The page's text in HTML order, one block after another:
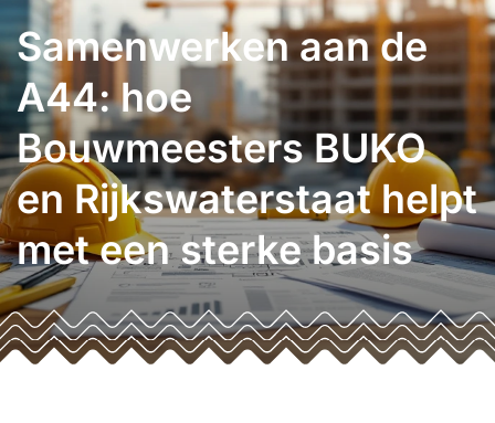
Samenwerken aan de
A44: hoe
Bouwmeesters BUKO
en Rijkswaterstaat helpt
met een sterke basis